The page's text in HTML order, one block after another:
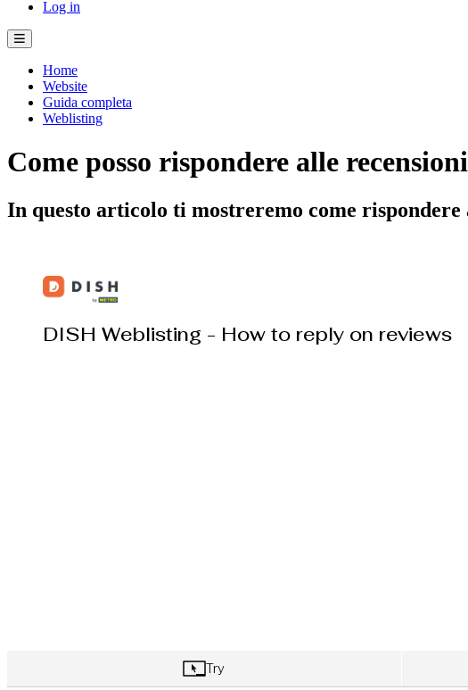
Log in
Home
Website
Guida completa
Weblisting
Come posso rispondere alle
In questo articolo ti mostreremo come